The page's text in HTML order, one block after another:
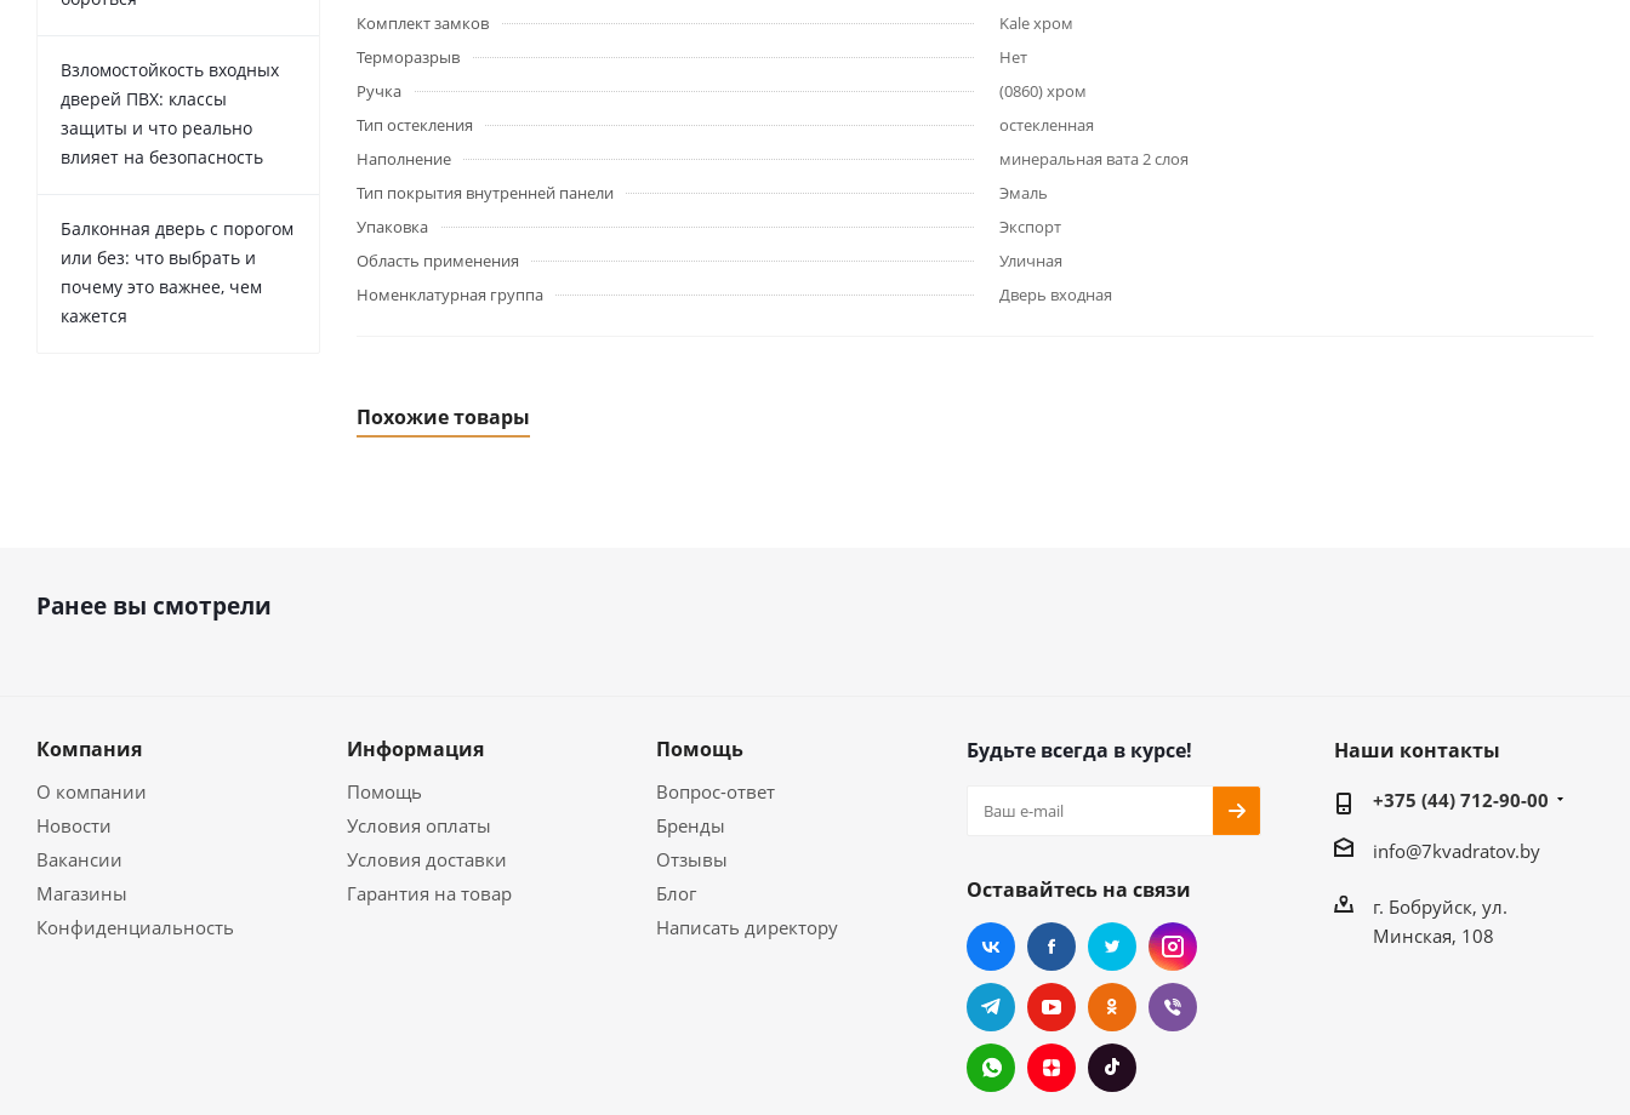
Комплект замков
Kale хром
Терморазрыв
Нет
Ручка
(0860) хром
Тип остекления
остекленная
Наполнение
минеральная вата 2 слоя
Тип покрытия внутренней панели
Эмаль
Упаковка
Экспорт
Область применения
Уличная
Номенклатурная группа
Дверь входная
Похожие товары
Взломостойкость входных
дверей ПВХ: классы
защиты и что реально
влияет на безопасность
Балконная дверь с порогом
или без: что выбрать и
почему это важнее, чем
кажется
Ранее вы смотрели
Компания
О компании
Новости
Вакансии
Магазины
Конфиденциальность
Информация
Помощь
Условия оплаты
Условия доставки
Гарантия на товар
Помощь
Вопрос-ответ
Бренды
Отзывы
Блог
Написать директору
Будьте всегда в курсе!
Оставайтесь на связи
Наши контакты
+375 (44) 712-90-00
info@7kvadratov.by
г. Бобруйск, ул.
Минская, 108